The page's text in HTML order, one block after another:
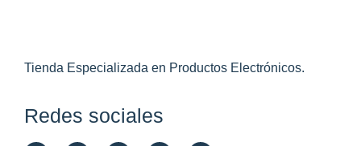
Tienda Especializada en Productos Electrónicos.
Redes sociales